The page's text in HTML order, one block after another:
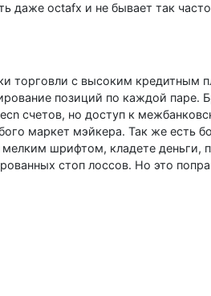
даже octafx и не бывает так
торговли с высоким кредитным
позиций по каждой паре.
счетов, но доступ к
маркет мэйкера. Так же есть
шрифтом, кладете деньги,
стоп лосcов. Но это